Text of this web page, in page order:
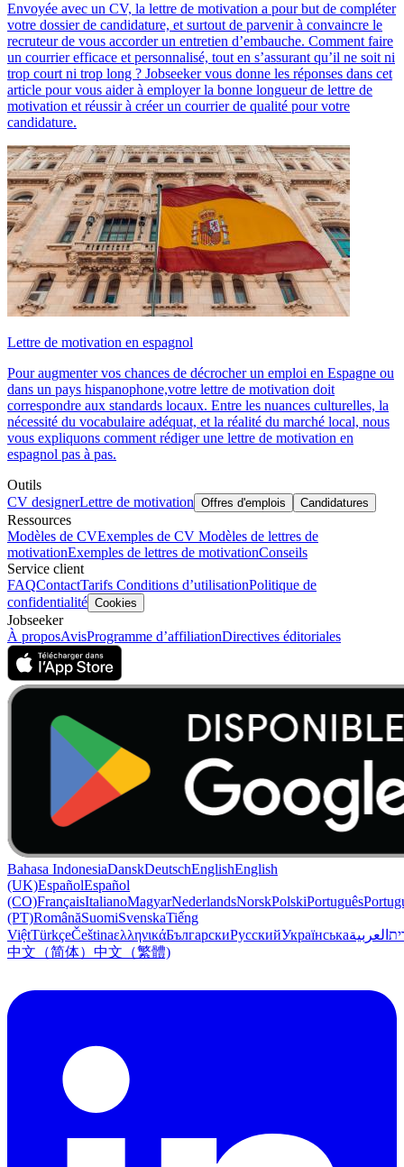
Envoyée avec un CV, la lettre de motivation a pour but de compléter
votre dossier de candidature, et surtout de parvenir à convaincre le
recruteur de vous accorder un entretien d’embauche. Comment faire
un courrier efficace et personnalisé, tout en s’assurant qu’il ne soit ni
trop court ni trop long ? Jobseeker vous donne les réponses dans cet
article pour vous aider à employer la bonne longueur de lettre de
motivation et réussir à créer un courrier de qualité pour votre
candidature.
Lettre de motivation en espagnol
Pour augmenter vos chances de décrocher un emploi en Espagne ou
dans un pays hispanophone,votre lettre de motivation doit
correspondre aux standards locaux. Entre les nuances culturelles, la
nécessité du vocabulaire adéquat, et la réalité du marché local, nous
vous expliquons comment rédiger une lettre de motivation en
espagnol pas à pas.
Outils
CV designerLettre de motivation Offres d'emplois Candidatures
Ressources
Modèles de CVExemples de CV Modèles de lettres de
motivationExemples de lettres de motivationConseils
Service client
FAQContactTarifs Conditions d’utilisationPolitique de
confidentialité Cookies
Jobseeker
À proposAvisProgramme d’affiliationDirectives éditoriales
Bahasa IndonesiaDanskDeutschEnglishEnglish
(UK)EspañolEspañol
(CO)FrançaisItalianoMagyarNederlandsNorskPolskiPortuguês
(PT)RomânăSuomiSvenskaTiếng
ViệtTürkçeČeštinaελληνικάБългарскиРусскийУкраїнськаالعربية
中文（简体） 中文（繁體)